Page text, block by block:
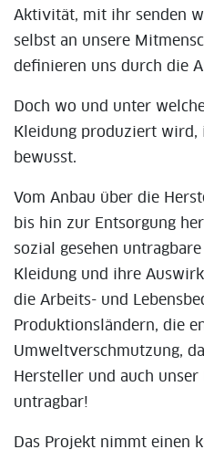
Aktivität, mit ihr senden
selbst an unsere
definieren uns durch die
Doch wo und unter
Kleidung produziert wird,
bewusst.
Vom Anbau über die
bis hin zur Entsorgung
sozial gesehen
Kleidung und ihre
die Arbeits- und
Produktionsländern, die
Umweltverschmutzung,
Hersteller und auch
untragbar!
Das Projekt nimmt einen